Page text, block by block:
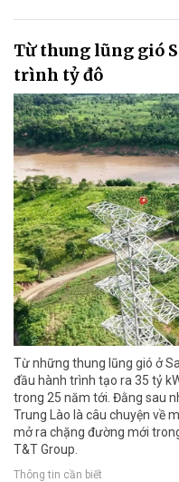
Từ thung lũng gió
trình tỷ đô
Từ những thung lũng gió ở
đầu hành trình tạo ra 35 tỷ
trong 25 năm tới. Đằng sau
Trung Lào là câu chuyện về
mở ra chặng đường mới
T&T Group.
Thông tin cần biết